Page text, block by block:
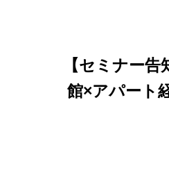
【セミナー
館×アパート